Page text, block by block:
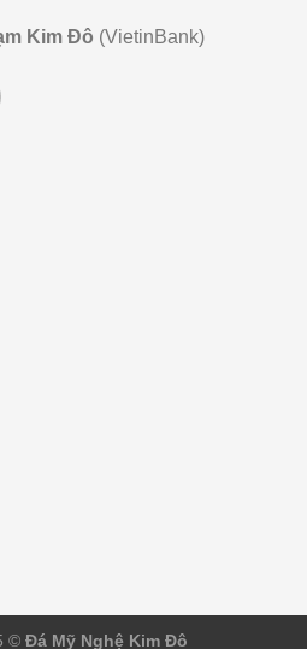
Kim Đô (VietinBank)
© Đá Mỹ Nghệ Kim Đô